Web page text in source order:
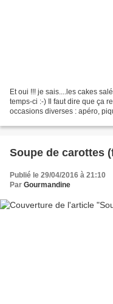
Et oui !!! je sais....les cakes
temps-ci :-) Il faut dire que ça
occasions diverses : apéro,
Soupe de carottes
Publié le 29/04/2016 à 21:10
Par Gourmandine